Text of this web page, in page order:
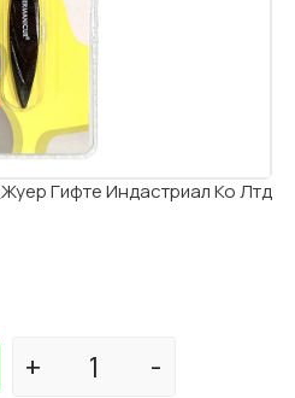
Жуер Гифте Индастриал Ко Лтд